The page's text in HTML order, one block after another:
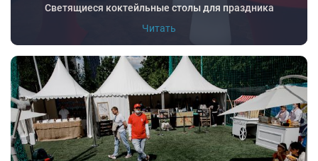
Светящиеся коктейльные столы для праздника
Читать